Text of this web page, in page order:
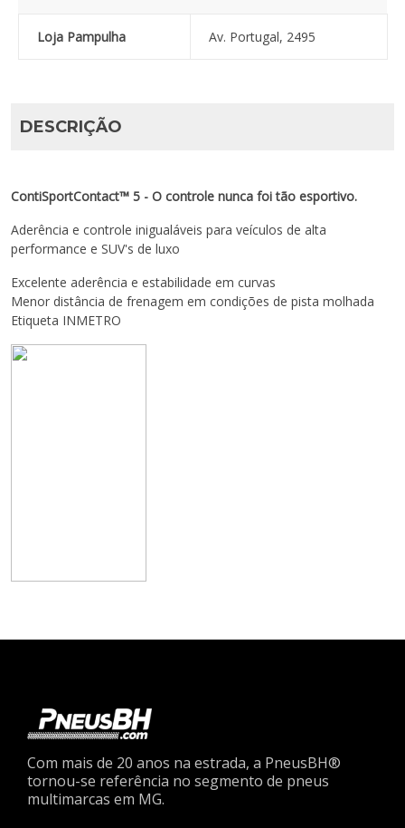
Loja Pampulha Av. Portugal, 2495
DESCRIÇÃO
ContiSportContact™ 5 - O controle nunca foi tão esportivo.
Aderência e controle inigualáveis para veículos de alta
performance e SUV's de luxo
Excelente aderência e estabilidade em curvas
Menor distância de frenagem em condições de pista molhada
Etiqueta INMETRO
Com mais de 20 anos na estrada, a PneusBH®
tornou-se referência no segmento de pneus
multimarcas em MG.